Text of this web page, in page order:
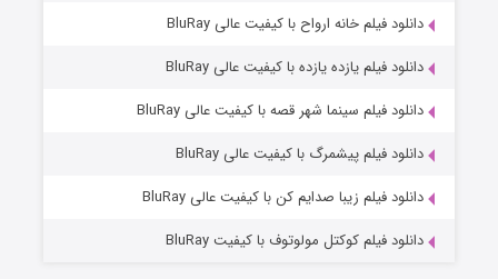
دانلود فیلم خانه ارواح با کیفیت عالی BluRay
دانلود فیلم یازده یازده با کیفیت عالی BluRay
دانلود فیلم سینما شهر قصه با کیفیت عالی BluRay
دانلود فیلم پیشمرگ با کیفیت عالی BluRay
دانلود فیلم زیبا صدایم کن با کیفیت عالی BluRay
دانلود فیلم کوکتل مولوتوف با کیفیت BluRay